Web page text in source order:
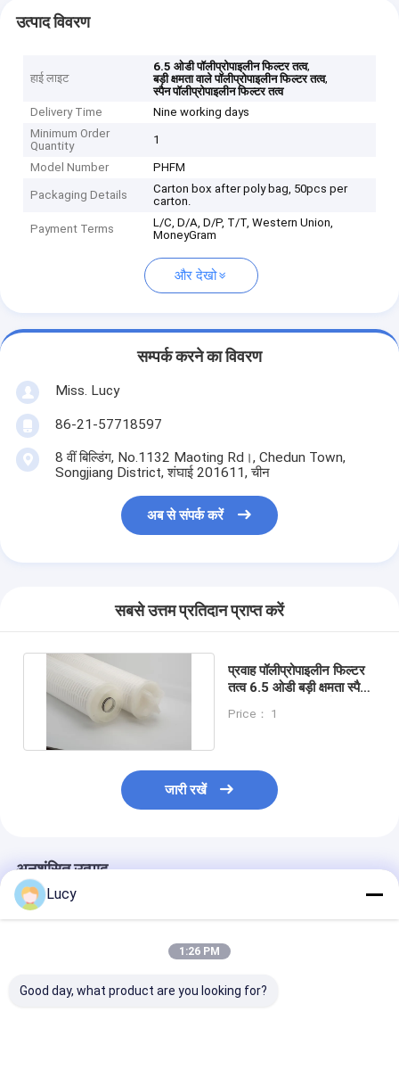
उत्पाद विवरण
हाई लाइट
6.5 ओडी पॉलीप्रोपाइलीन फिल्टर तत्व,
बड़ी क्षमता वाले पॉलीप्रोपाइलीन फिल्टर तत्व,
स्पैन पॉलीप्रोपाइलीन फिल्टर तत्व
Delivery Time
Nine working days
Minimum Order
Quantity
1
Model Number PHFM
Packaging Details
Carton box after poly bag, 50pcs per
carton.
Payment Terms
L/C, D/A, D/P, T/T, Western Union,
MoneyGram
और देखो
सम्पर्क करने का विवरण
Miss. Lucy
86-21-57718597
8 वीं बिल्डिंग, No.1132 Maoting Rd।, Chedun Town,
Songjiang District, शंघाई 201611, चीन
अब से संपर्क करें
सबसे उत्तम प्रतिदान प्राप्त करें
प्रवाह पॉलीप्रोपाइलीन फिल्टर
तत्व 6.5 ओडी बड़ी क्षमता स्पैन
Price： 1
जारी रखें
अनुशंसित उत्पाद
Lucy
1:26 PM
Good day, what product are you looking for?